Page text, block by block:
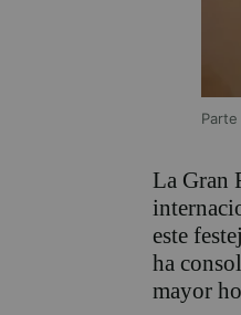
La Gran
este
ha
mayor